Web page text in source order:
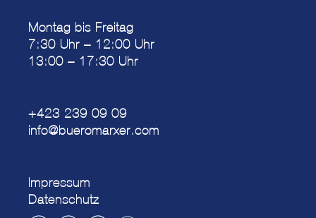
Montag bis Freitag
7:30 Uhr – 12:00 Uhr
13:00 – 17:30 Uhr
+423 239 09 09
info@bueromarxer.com
Impressum
Datenschutz